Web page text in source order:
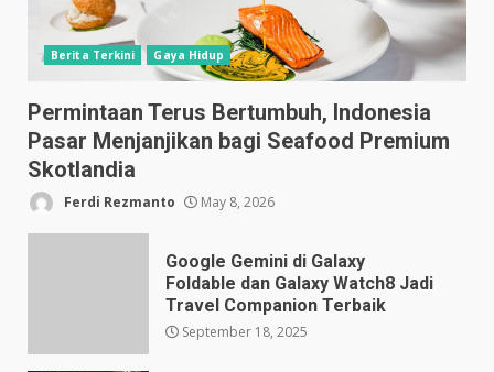
Berita Terkini Gaya Hidup
Permintaan Terus Bertumbuh, Indonesia
Pasar Menjanjikan bagi Seafood Premium
Skotlandia
Ferdi Rezmanto May 8, 2026
Google Gemini di Galaxy
Foldable dan Galaxy Watch8 Jadi
Travel Companion Terbaik
September 18, 2025